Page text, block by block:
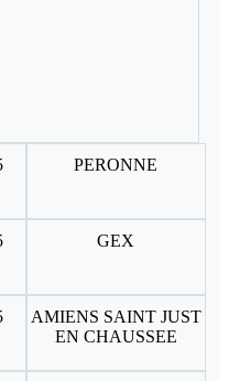
PERONNE
GEX
AMIENS SAINT JUST
EN CHAUSSEE